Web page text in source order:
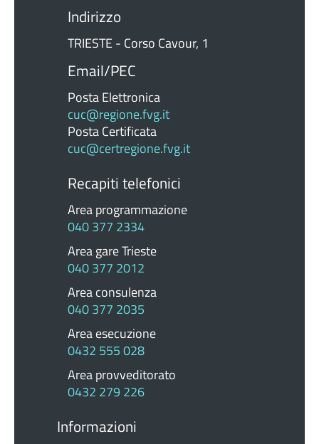
Indirizzo
TRIESTE - Corso Cavour, 1
Email/PEC
Posta Elettronica
cuc@regione.fvg.it
Posta Certificata
cuc@certregione.fvg.it
Recapiti telefonici
Area programmazione
040 377 2334
Area gare Trieste
040 377 2012
Area consulenza
040 377 2035
Area esecuzione
0432 555 028
Area provveditorato
0432 279 226
Informazioni